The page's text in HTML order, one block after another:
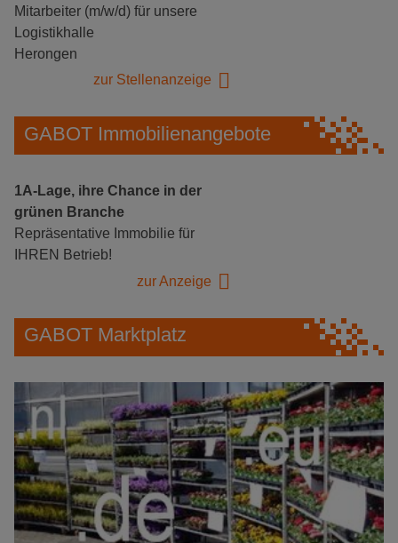
Mitarbeiter (m/w/d) für unsere
Logistikhalle
Herongen
zur Stellenanzeige
GABOT Immobilienangebote
1A-Lage, ihre Chance in der
grünen Branche
Repräsentative Immobilie für
IHREN Betrieb!
zur Anzeige
GABOT Marktplatz